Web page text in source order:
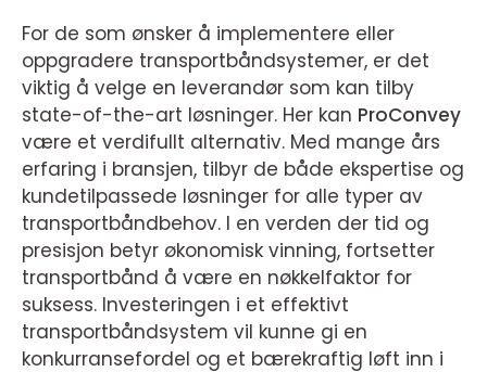
For de som ønsker å implementere eller
oppgradere transportbåndsystemer, er det
viktig å velge en leverandør som kan tilby
state-of-the-art løsninger. Her kan ProConvey
være et verdifullt alternativ. Med mange års
erfaring i bransjen, tilbyr de både ekspertise og
kundetilpassede løsninger for alle typer av
transportbåndbehov. I en verden der tid og
presisjon betyr økonomisk vinning, fortsetter
transportbånd å være en nøkkelfaktor for
suksess. Investeringen i et effektivt
transportbåndsystem vil kunne gi en
konkurransefordel og et bærekraftig løft inn i